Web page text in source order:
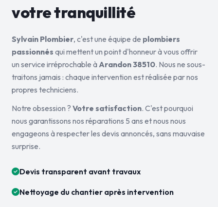
votre tranquillité
Sylvain Plombier, c'est une équipe de plombiers
passionnés qui mettent un point d'honneur à vous offrir
un service irréprochable àArandon 38510. Nous ne sous-
traitons jamais : chaque intervention est réalisée par nos
propres techniciens.
Notre obsession ? Votre satisfaction. C'est pourquoi
nous garantissons nos réparations 5 ans et nous nous
engageons à respecter les devis annoncés, sans mauvaise
surprise.
Devis transparent avant travaux
Nettoyage du chantier après intervention